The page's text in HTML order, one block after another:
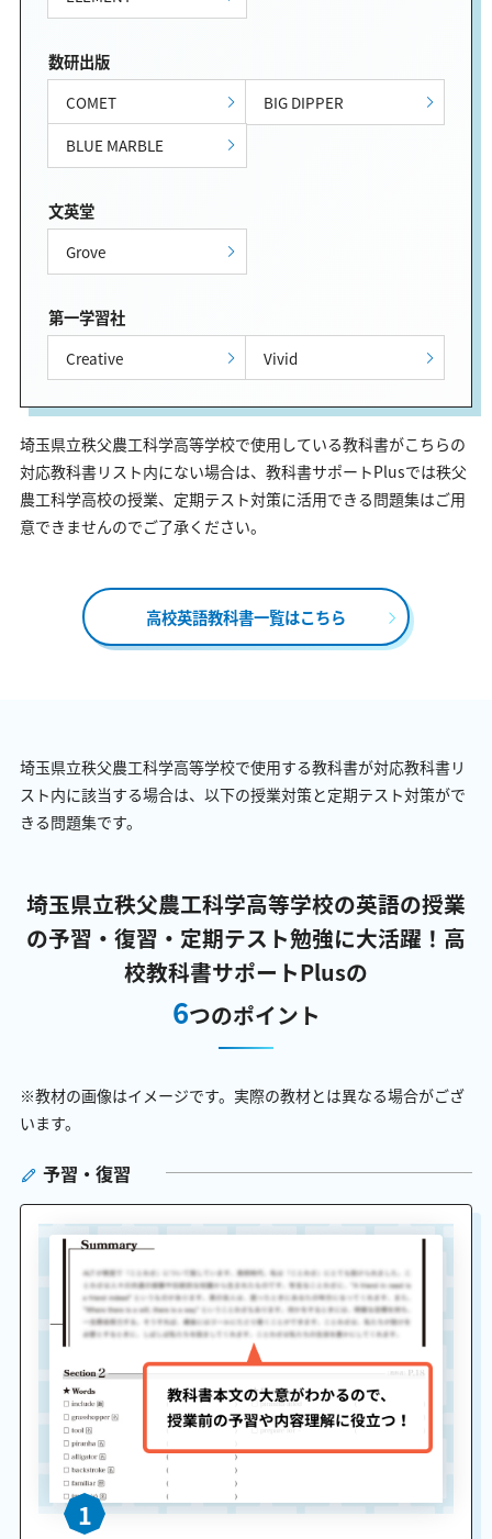
数研出版
COMET
BIG DIPPER
BLUE MARBLE
文英堂
Grove
第一学習社
Creative Vivid
埼玉県立秩父農工科学高等学校で使用している教科書がこちらの
対応教科書リスト内にない場合は、教科書サポートPlusでは秩父
農工科学高校の授業、定期テスト対策に活用できる問題集はご用
意できませんのでご了承ください。
高校英語教科書一覧はこちら
埼玉県立秩父農工科学高等学校で使用する教科書が対応教科書リ
スト内に該当する場合は、以下の授業対策と定期テスト対策がで
きる問題集です。
埼玉県立秩父農工科学高等学校の英語の授業
の予習・復習・定期テスト勉強に大活躍！ 高
校教科書サポートPlusの
6つのポイント
※教材の画像はイメージです。実際の教材とは異なる場合がござ
います。
予習・復習
1